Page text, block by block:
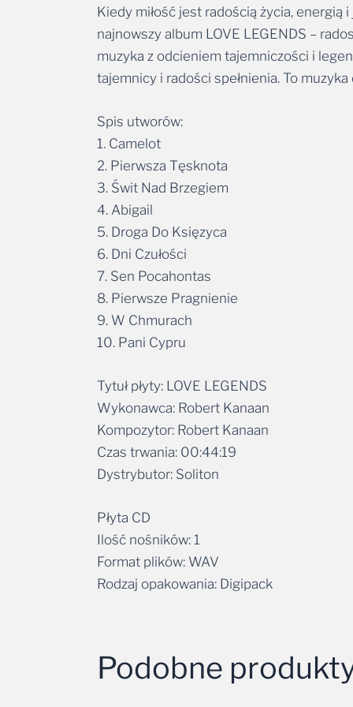
Kiedy miłość jest radością życia, energią
najnowszy album LOVE LEGENDS –
muzyka z odcieniem tajemniczości i
tajemnicy i radości spełnienia. To
Spis utworów:
1. Camelot
2. Pierwsza Tęsknota
3. Świt Nad Brzegiem
4. Abigail
5. Droga Do Księzyca
6. Dni Czułości
7. Sen Pocahontas
8. Pierwsze Pragnienie
9. W Chmurach
10. Pani Cypru
Tytuł płyty: LOVE LEGENDS
Wykonawca: Robert Kanaan
Kompozytor: Robert Kanaan
Czas trwania: 00:44:19
Dystrybutor: Soliton
Płyta CD
Ilość nośników: 1
Format plików: WAV
Rodzaj opakowania: Digipack
Podobne